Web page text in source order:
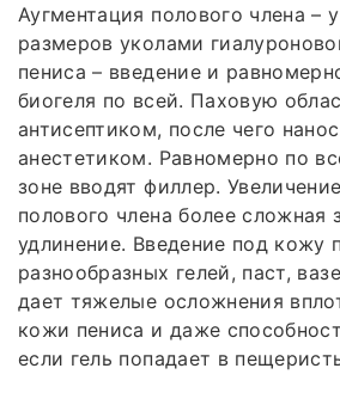
Аугментация полового члена –
размеров уколами
пениса – введение и
биогеля по всей. Паховую
антисептиком, после чего
анестетиком. Равномерно по
зоне вводят филлер.
полового члена более сложная
удлинение. Введение под кожу
разнообразных гелей, паст,
дает тяжелые осложнения
кожи пениса и даже
если гель попадает в